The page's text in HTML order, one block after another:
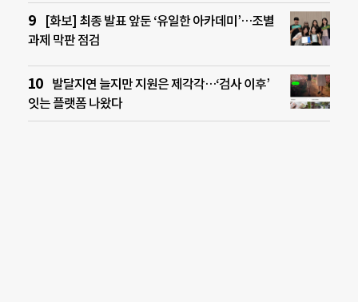
[화보] 최종 발표 앞둔 ‘유일한 아카데미’…조별
과제 막판 점검
발달지연 늘지만 지원은 제각각…‘검사 이후’
잇는 플랫폼 나왔다